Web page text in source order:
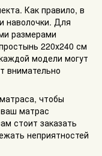
Как правило, в
наволочки. Для
размерами
220х240 см
модели могут
внимательно
чтобы
матрас
стоит заказать
неприятностей